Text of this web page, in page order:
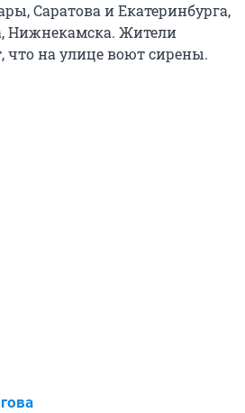
Саратова и Екатеринбурга,
Нижнекамска. Жители
что на улице воют сирены.